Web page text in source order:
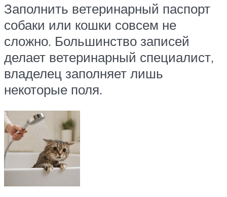
Заполнить ветеринарный паспорт
собаки или кошки совсем не
сложно. Большинство записей
делает ветеринарный специалист,
владелец заполняет лишь
некоторые поля.